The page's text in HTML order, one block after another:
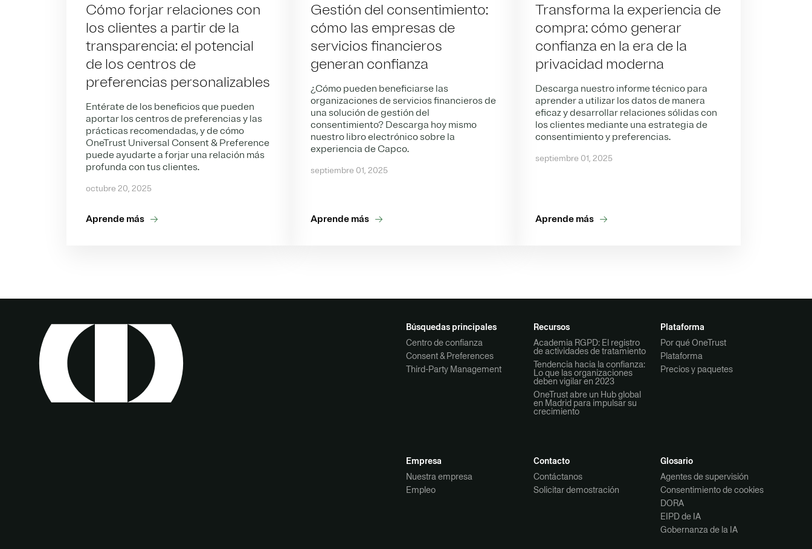
Cómo forjar relaciones con
los clientes a partir de la
transparencia: el potencial
de los centros de
preferencias personalizables
Entérate de los beneficios que pueden
aportar los centros de preferencias y las
prácticas recomendadas, y de cómo
OneTrust Universal Consent & Preference
puede ayudarte a forjar una relación más
profunda con tus clientes.
octubre 20, 2025
Aprende más
Gestión del consentimiento:
cómo las empresas de
servicios financieros
generan confianza
¿Cómo pueden beneficiarse las
organizaciones de servicios financieros de
una solución de gestión del
consentimiento? Descarga hoy mismo
nuestro libro electrónico sobre la
experiencia de Capco.
septiembre 01, 2025
Aprende más
Transforma la experiencia de
compra: cómo generar
confianza en la era de la
privacidad moderna
Descarga nuestro informe técnico para
aprender a utilizar los datos de manera
eficaz y desarrollar relaciones sólidas con
los clientes mediante una estrategia de
consentimiento y preferencias.
septiembre 01, 2025
Aprende más
Búsquedas principales
Centro de confianza
Consent & Preferences
Third-Party Management
Recursos
Academia RGPD: El registro
de actividades de tratamiento
Tendencia hacia la confianza:
Lo que las organizaciones
deben vigilar en 2023
OneTrust abre un Hub global
en Madrid para impulsar su
crecimiento
Plataforma
Por qué OneTrust
Plataforma
Precios y paquetes
Empresa
Nuestra empresa
Empleo
Contacto
Contáctanos
Solicitar demostración
Glosario
Agentes de supervisión
Consentimiento de cookies
DORA
EIPD de IA
Gobernanza de la IA